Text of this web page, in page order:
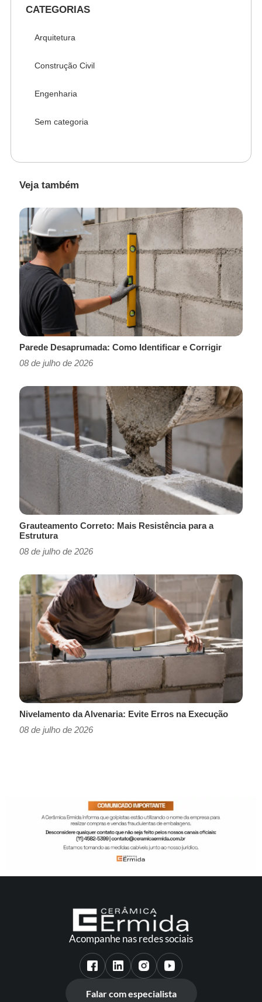
CATEGORIAS
Arquitetura
Construção Civil
Engenharia
Sem categoria
Veja também
Parede Desaprumada: Como Identificar e Corrigir
08 de julho de 2026
Grauteamento Correto: Mais Resistência para a
Estrutura
08 de julho de 2026
Nivelamento da Alvenaria: Evite Erros na Execução
08 de julho de 2026
Acompanhe nas redes sociais
Falar com especialista